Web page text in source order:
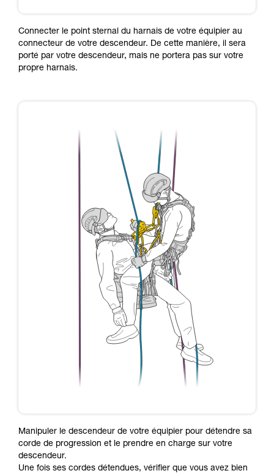
Connecter le point sternal du harnais de votre équipier au
connecteur de votre descendeur. De cette manière, il sera
porté par votre descendeur, mais ne portera pas sur votre
propre harnais.
Manipuler le descendeur de votre équipier pour détendre sa
corde de progression et le prendre en charge sur votre
descendeur.
Une fois ses cordes détendues, vérifier que vous avez bien